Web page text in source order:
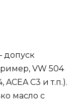
допуск
VW 504
C3 и т.п.).
масло с